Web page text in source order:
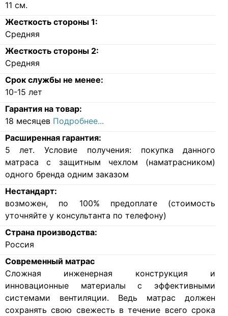
11 см.
Жесткость стороны 1:
Средняя
Жесткость стороны 2:
Средняя
Срок службы не менее:
10-15 лет
Гарантия на товар:
18 месяцев Подробнее...
Расширенная гарантия:
5 лет. Условие получения: покупка данного
матраса с защитным чехлом (наматрасником)
одного бренда одним заказом
Нестандарт:
возможен, по 100% предоплате (стоимость
уточняйте у консультанта по телефону)
Страна производства:
Россия
Современный матрас
Cложная инженерная конструкция и
инновационные материалы с эффективными
системами вентиляции. Ведь матрас должен
сохранять свою свежесть в течение всего срока